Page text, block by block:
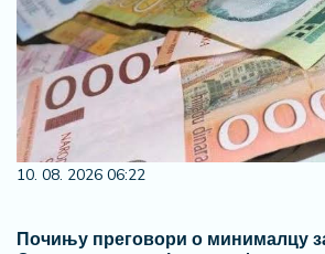
10. 08. 2026 06:22
Почињу преговори о минималцу